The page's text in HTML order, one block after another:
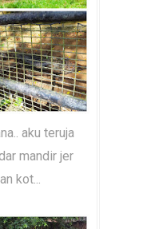
aku teruja
mandir jer
kot...